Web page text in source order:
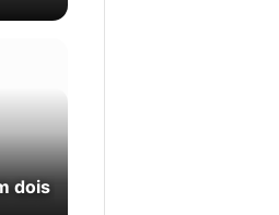
dois